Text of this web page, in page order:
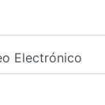
Electrónico